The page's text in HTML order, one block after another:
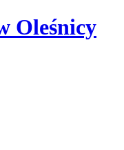
Oleśnicy